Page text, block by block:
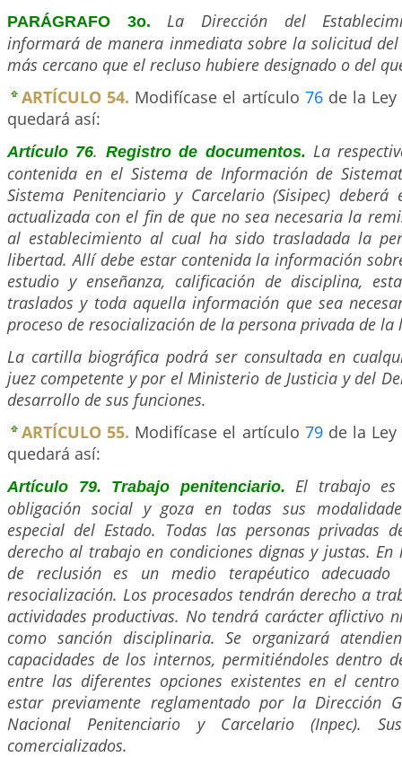
PARÁGRAFO 3o.
La Dirección del
informará de manera inmediata sobre la solicitud
más cercano que el recluso hubiere designado o del
ARTÍCULO 54. Modifícase el artículo 76de la Ley
quedará así:
Artículo 76. Registro de documentos. La
contenida en el Sistema de Información de
Sistema Penitenciario y Carcelario (Sisipec) deberá
actualizada con el fin de que no sea necesaria la
al establecimiento al cual ha sido trasladada la
libertad. Allí debe estar contenida la información
estudio y enseñanza, calificación de disciplina,
traslados y toda aquella información que sea
proceso de resocialización de la persona privada de la
La cartilla biográfica podrá ser consultada en
juez competente y por el Ministerio de Justicia y del
desarrollo de sus funciones.
ARTÍCULO 55. Modifícase el artículo 79de la Ley
quedará así:
Artículo 79. Trabajo penitenciario. El trabajo
obligación social y goza en todas sus
especial del Estado. Todas las personas privadas
derecho al trabajo en condiciones dignas y justas. En
de reclusión es un medio terapéutico
resocialización. Los procesados tendrán derecho a
actividades productivas. No tendrá carácter aflictivo
como sanción disciplinaria. Se organizará
capacidades de los internos, permitiéndoles dentro
entre las diferentes opciones existentes en el
estar previamente reglamentado por la Dirección
Nacional Penitenciario y Carcelario (Inpec).
comercializados.